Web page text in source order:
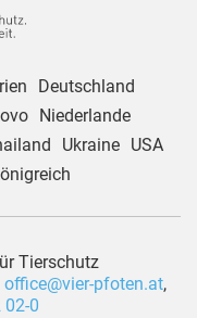
Deutschland
Niederlande
Ukraine
USA
Tierschutz
office@vier-pfoten.at,
02-0